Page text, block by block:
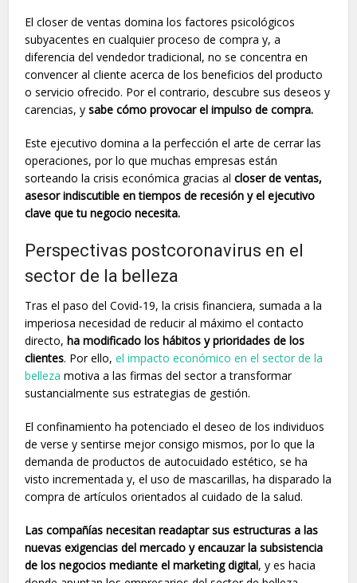
El closer de ventas domina los factores psicológicos
subyacentes en cualquier proceso de compra y, a
diferencia del vendedor tradicional, no se concentra en
convencer al cliente acerca de los beneficios del producto
o servicio ofrecido. Por el contrario, descubre sus deseos y
carencias, y sabe cómo provocar el impulso de compra.
Este ejecutivo domina a la perfección el arte de cerrar las
operaciones, por lo que muchas empresas están
sorteando la crisis económica gracias alcloser de ventas,
asesor indiscutible en tiempos de recesión y el ejecutivo
clave que tu negocio necesita.
Perspectivas postcoronavirus en el
sector de la belleza
Tras el paso del Covid-19, la crisis financiera, sumada a la
imperiosa necesidad de reducir al máximo el contacto
directo, ha modificado los hábitos y prioridades de los
clientes. Por ello,el impacto económico en el sector de la
belleza motiva a las firmas del sector a transformar
sustancialmente sus estrategias de gestión.
El confinamiento ha potenciado el deseo de los individuos
de verse y sentirse mejor consigo mismos, por lo que la
demanda de productos de autocuidado estético, se ha
visto incrementada y, el uso de mascarillas, ha disparado la
compra de artículos orientados al cuidado de la salud.
Las compañías necesitan readaptar sus estructuras a las
nuevas exigencias del mercado y encauzar la subsistencia
de los negocios mediante el marketing digital, y es hacia